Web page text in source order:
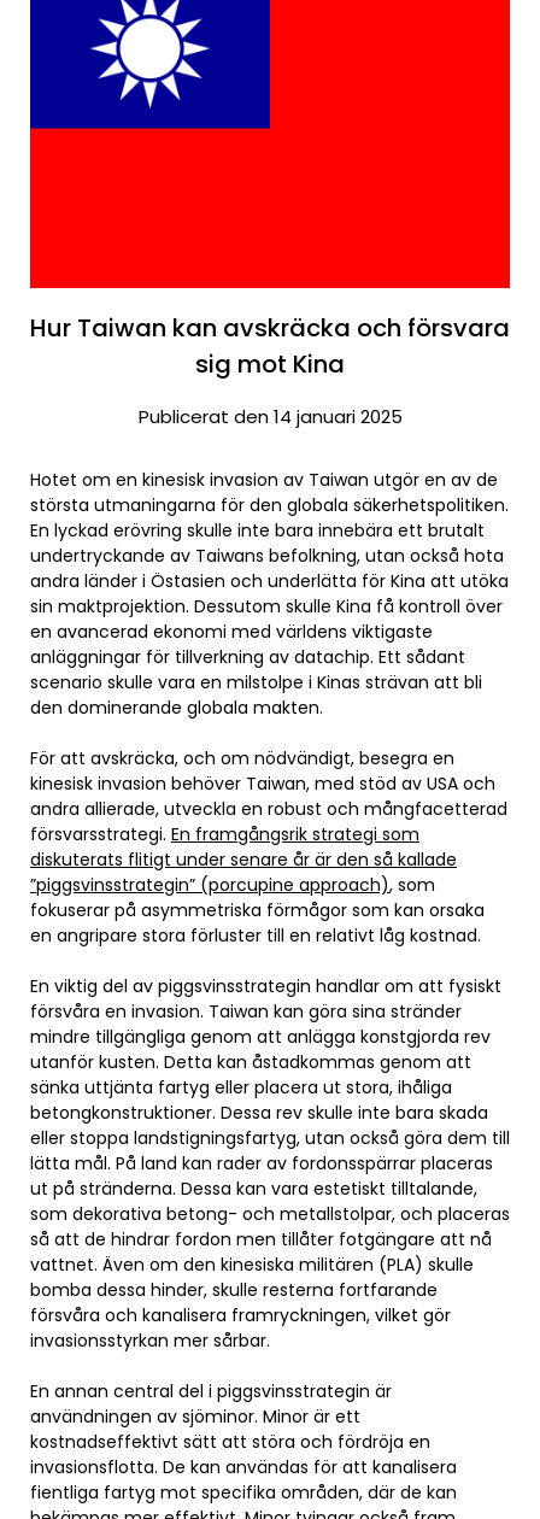
Hur Taiwan kan avskräcka och försvara
sig mot Kina
Publicerat den 14 januari 2025
Hotet om en kinesisk invasion av Taiwan utgör en av de
största utmaningarna för den globala säkerhetspolitiken.
En lyckad erövring skulle inte bara innebära ett brutalt
undertryckande av Taiwans befolkning, utan också hota
andra länder i Östasien och underlätta för Kina att utöka
sin maktprojektion. Dessutom skulle Kina få kontroll över
en avancerad ekonomi med världens viktigaste
anläggningar för tillverkning av datachip. Ett sådant
scenario skulle vara en milstolpe i Kinas strävan att bli
den dominerande globala makten.
För att avskräcka, och om nödvändigt, besegra en
kinesisk invasion behöver Taiwan, med stöd av USA och
andra allierade, utveckla en robust och mångfacetterad
försvarsstrategi. En framgångsrik strategi som
diskuterats flitigt under senare år är den så kallade
”piggsvinsstrategin” (porcupine approach), som
fokuserar på asymmetriska förmågor som kan orsaka
en angripare stora förluster till en relativt låg kostnad.
En viktig del av piggsvinsstrategin handlar om att fysiskt
försvåra en invasion. Taiwan kan göra sina stränder
mindre tillgängliga genom att anlägga konstgjorda rev
utanför kusten. Detta kan åstadkommas genom att
sänka uttjänta fartyg eller placera ut stora, ihåliga
betongkonstruktioner. Dessa rev skulle inte bara skada
eller stoppa landstigningsfartyg, utan också göra dem till
lätta mål. På land kan rader av fordonsspärrar placeras
ut på stränderna. Dessa kan vara estetiskt tilltalande,
som dekorativa betong- och metallstolpar, och placeras
så att de hindrar fordon men tillåter fotgängare att nå
vattnet. Även om den kinesiska militären (PLA) skulle
bomba dessa hinder, skulle resterna fortfarande
försvåra och kanalisera framryckningen, vilket gör
invasionsstyrkan mer sårbar.
En annan central del i piggsvinsstrategin är
användningen av sjöminor. Minor är ett
kostnadseffektivt sätt att störa och fördröja en
invasionsflotta. De kan användas för att kanalisera
fientliga fartyg mot specifika områden, där de kan